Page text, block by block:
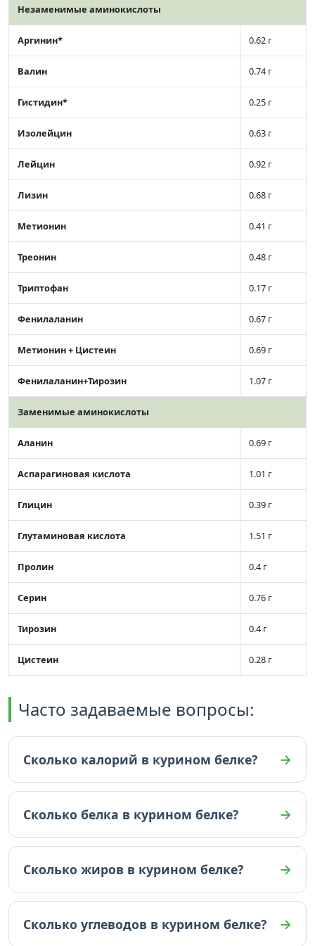
Незаменимые аминокислоты
Аргинин* 0.62 г
Валин 0.74 г
Гистидин* 0.25 г
Изолейцин 0.63 г
Лейцин 0.92 г
Лизин 0.68 г
Метионин 0.41 г
Треонин 0.48 г
Триптофан 0.17 г
Фенилаланин 0.67 г
Метионин + Цистеин 0.69 г
Фенилаланин+Тирозин 1.07 г
Заменимые аминокислоты
Аланин 0.69 г
Аспарагиновая кислота 1.01 г
Глицин 0.39 г
Глутаминовая кислота 1.51 г
Пролин 0.4 г
Серин 0.76 г
Тирозин 0.4 г
Цистеин 0.28 г
Часто задаваемые вопросы:
Сколько калорий в курином белке?
В курином белке 48 ккал (на 100г).
Сколько белка в курином белке?
В курином белке 11.1 граммов белка (на 100г).
Сколько жиров в курином белке?
В курином белке 0.17 граммов жиров (на 100г).
Сколько углеводов в курином белке?